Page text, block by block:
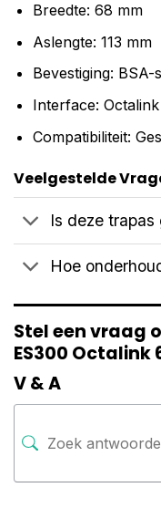
Breedte: 68 mm
Aslengte: 113 mm
Bevestiging:
Interface: Octalink
Compatibiliteit:
Veelgestelde
Is deze
Hoe
Stel een vraag
ES300 Octalink
V & A